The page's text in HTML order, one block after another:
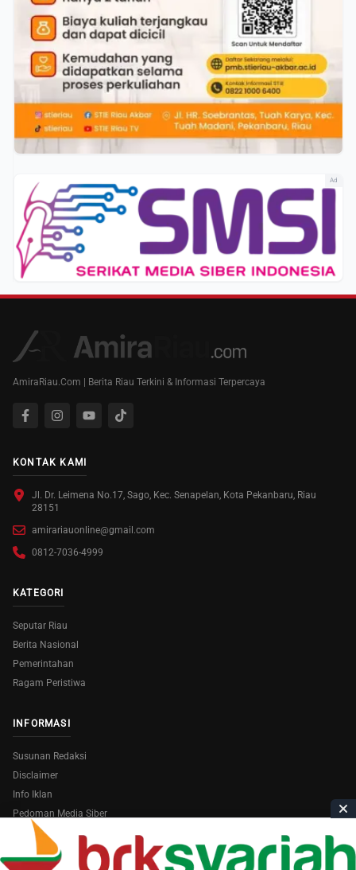
Ad
AmiraRiau.Com | Berita Riau Terkini & Informasi Terpercaya
KONTAK KAMI
Jl. Dr. Leimena No.17, Sago, Kec. Senapelan, Kota Pekanbaru, Riau
28151
amirariauonline@gmail.com
0812-7036-4999
KATEGORI
Seputar Riau
Berita Nasional
Pemerintahan
Ragam Peristiwa
INFORMASI
Susunan Redaksi
Disclaimer
Info Iklan
Pedoman Media Siber